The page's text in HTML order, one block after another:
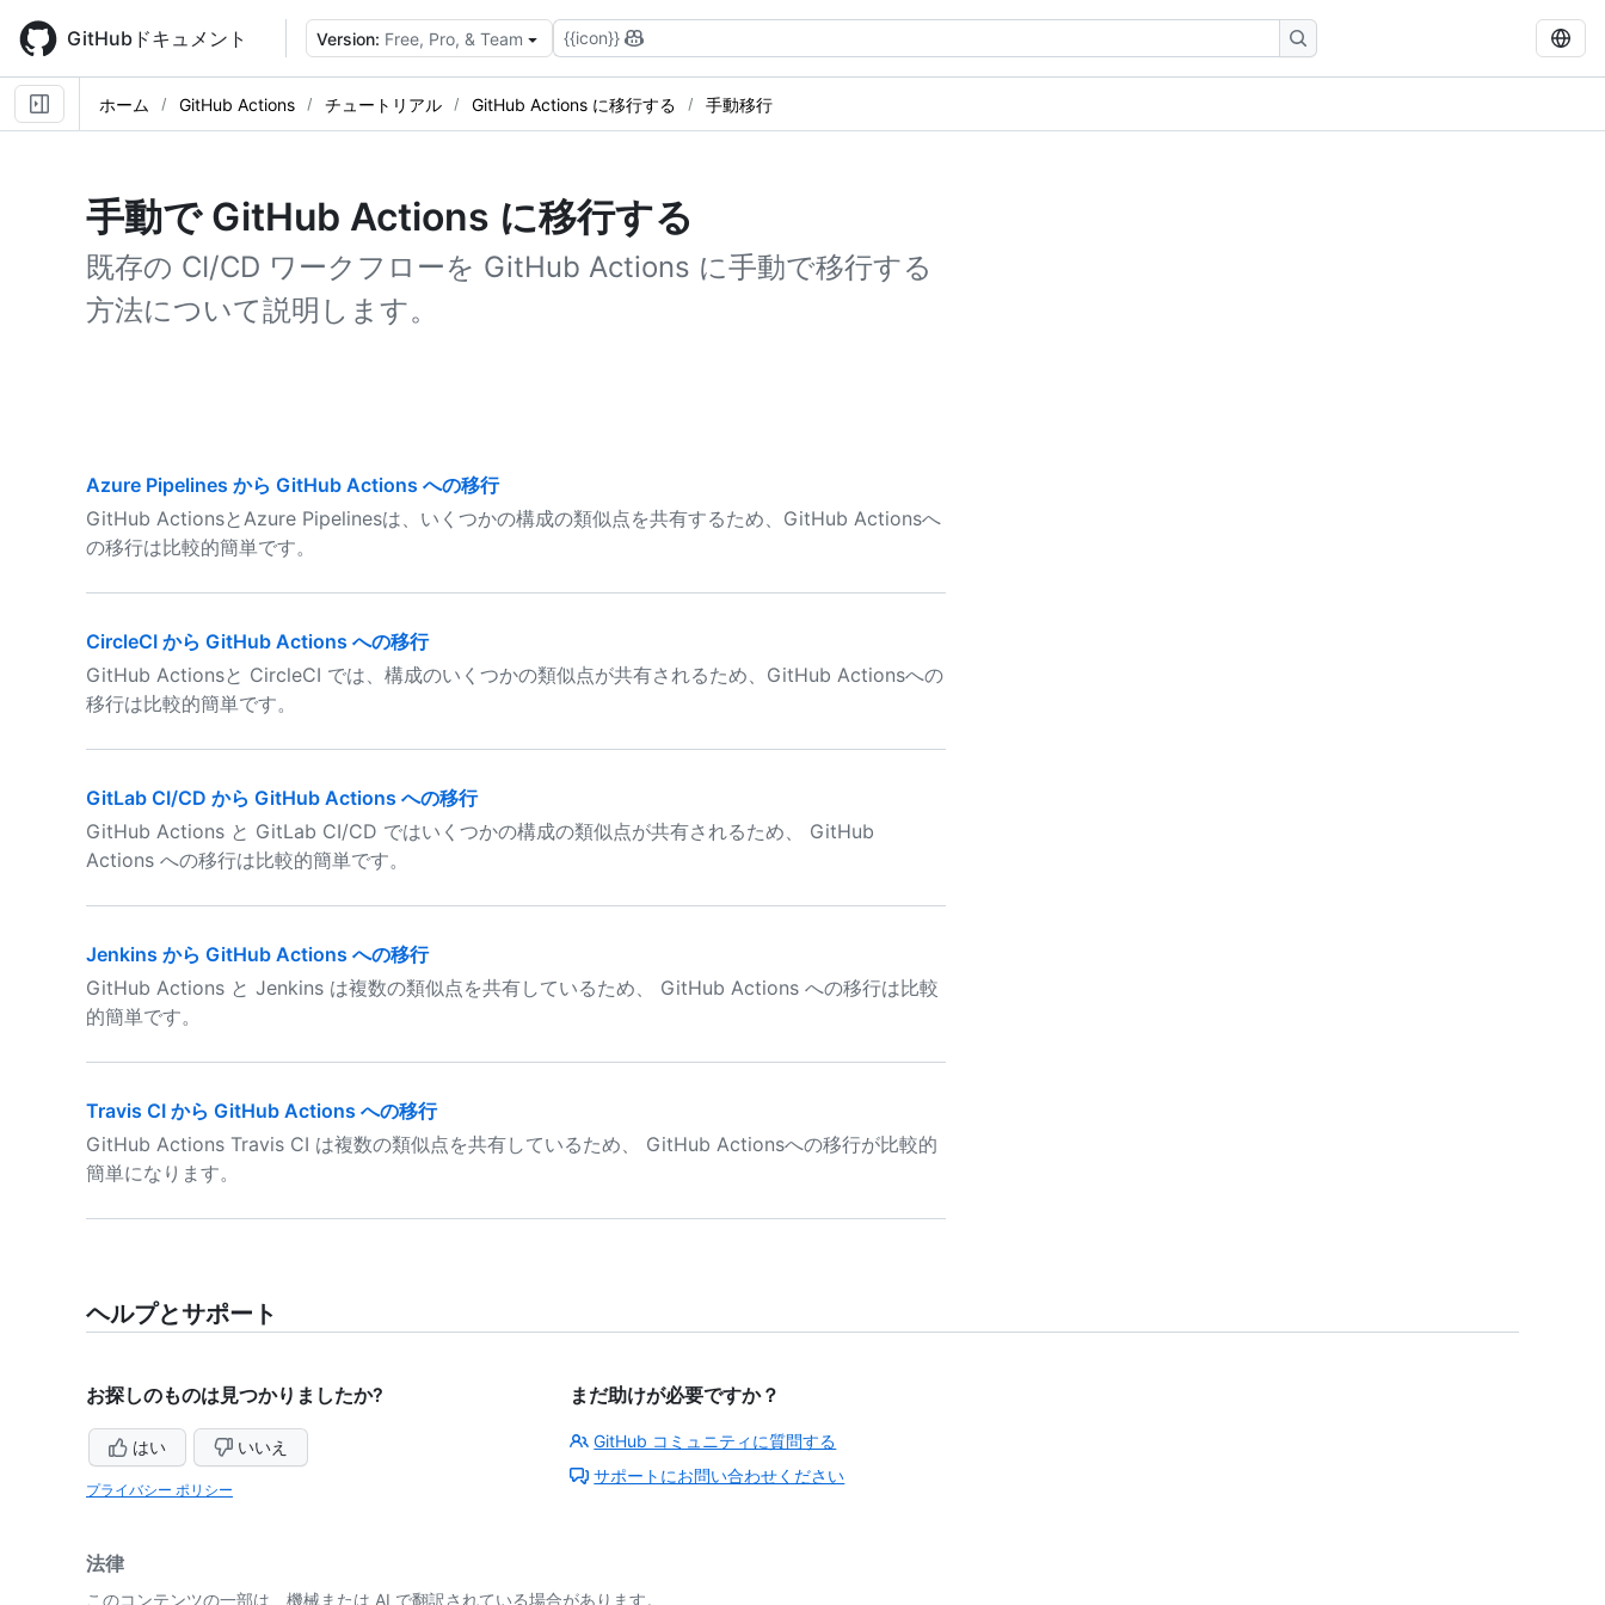
main
content
GitHubドキュメント Version: Free, Pro, & Team {{icon}}
ホーム GitHub Actions チュートリアル GitHub Actions に移行する 手動移行
手動で GitHub Actions に移行する
既存の CI/CD ワークフローを GitHub Actions に手動で移行する
方法について説明します。
Azure Pipelines から GitHub Actions への移行
GitHub ActionsとAzure Pipelinesは、いくつかの構成の類似点を共有するため、GitHub Actionsへ
の移行は比較的簡単です。
CircleCI から GitHub Actions への移行
GitHub Actionsと CircleCI では、構成のいくつかの類似点が共有されるため、GitHub Actionsへの
移行は比較的簡単です。
GitLab CI/CD から GitHub Actions への移行
GitHub Actions と GitLab CI/CD ではいくつかの構成の類似点が共有されるため、 GitHub
Actions への移行は比較的簡単です。
Jenkins から GitHub Actions への移行
GitHub Actions と Jenkins は複数の類似点を共有しているため、 GitHub Actions への移行は比較
的簡単です。
Travis CI から GitHub Actions への移行
GitHub Actions Travis CI は複数の類似点を共有しているため、 GitHub Actionsへの移行が比較的
簡単になります。
ヘルプとサポート
お探しのものは見つかりましたか?
はい いいえ
プライバシー ポリシー
まだ助けが必要ですか？
GitHub コミュニティに質問する
サポートにお問い合わせください
法律
このコンテンツの一部は、機械または AI で翻訳されている場合があります。